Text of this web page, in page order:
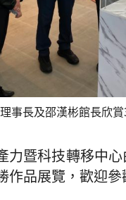
事長及邵漢彬館長欣
暨科技轉移中
作品展覽，歡迎參